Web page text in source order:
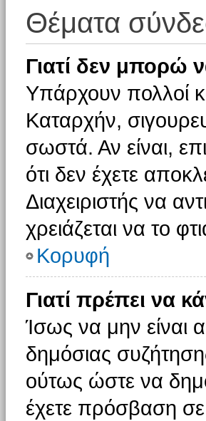
Θέματα
Γιατί δεν μπορώ
Υπάρχουν πολλοί
Καταρχήν,
σωστά. Αν είναι,
ότι δεν έχετε
Διαχειριστής να
χρειάζεται να το
Κορυφή
Γιατί πρέπει να
Ίσως να μην είναι
δημόσιας
ούτως ώστε να
έχετε πρόσβαση σε